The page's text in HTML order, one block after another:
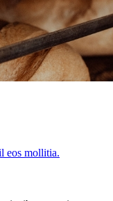
eos mollitia.